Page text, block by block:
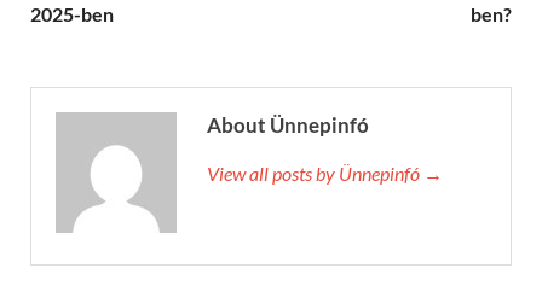
2025-ben
ben?
About Ünnepinfó
View all posts by Ünnepinfó →